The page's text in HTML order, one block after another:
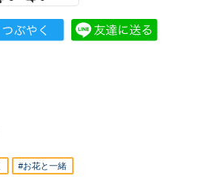
#お花と一緒